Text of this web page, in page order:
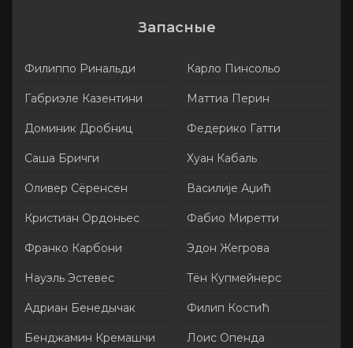
Запасные
Филиппо Ринальди
Габриэле Казентини
Доминик Дробниц
Саша Бричги
Оливер Сёренсен
Кристиан Ордоньес
Франко Карбони
Науэль Эстевес
Адриан Бенедычак
Бенджамин Кремашчи
Карло Пинсольо
Маттиа Перин
Федерико Гатти
Хуан Кабаль
Василије Аџић
Фабио Миретти
Эдон Жегрова
Тён Купмейнерс
Филип Костић
Лоис Опенда